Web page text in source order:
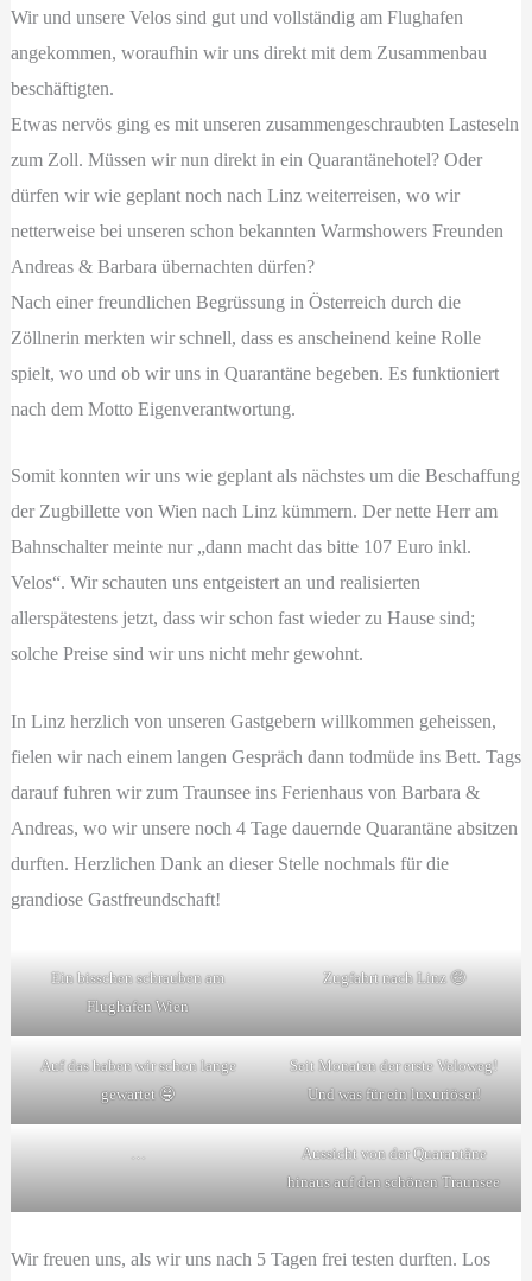
Wir und unsere Velos sind gut und vollständig am Flughafen
angekommen, woraufhin wir uns direkt mit dem Zusammenbau
beschäftigten.
Etwas nervös ging es mit unseren zusammengeschraubten Lasteseln
zum Zoll. Müssen wir nun direkt in ein Quarantänehotel? Oder
dürfen wir wie geplant noch nach Linz weiterreisen, wo wir
netterweise bei unseren schon bekannten Warmshowers Freunden
Andreas & Barbara übernachten dürfen?
Nach einer freundlichen Begrüssung in Österreich durch die
Zöllnerin merkten wir schnell, dass es anscheinend keine Rolle
spielt, wo und ob wir uns in Quarantäne begeben. Es funktioniert
nach dem Motto Eigenverantwortung.
Somit konnten wir uns wie geplant als nächstes um die Beschaffung
der Zugbillette von Wien nach Linz kümmern. Der nette Herr am
Bahnschalter meinte nur „dann macht das bitte 107 Euro inkl.
Velos“. Wir schauten uns entgeistert an und realisierten
allerspätestens jetzt, dass wir schon fast wieder zu Hause sind;
solche Preise sind wir uns nicht mehr gewohnt.
In Linz herzlich von unseren Gastgebern willkommen geheissen,
fielen wir nach einem langen Gespräch dann todmüde ins Bett. Tags
darauf fuhren wir zum Traunsee ins Ferienhaus von Barbara &
Andreas, wo wir unsere noch 4 Tage dauernde Quarantäne absitzen
durften. Herzlichen Dank an dieser Stelle nochmals für die
grandiose Gastfreundschaft!
Ein bisschen schrauben am
Flughafen Wien
Zugfahrt nach Linz 🤑
Auf das haben wir schon lange
gewartet 🤤
Seit Monaten der erste Veloweg!
Und was für ein luxuriöser!
…
Aussicht von der Quarantäne
hinaus auf den schönen Traunsee
Wir freuen uns, als wir uns nach 5 Tagen frei testen durften. Los